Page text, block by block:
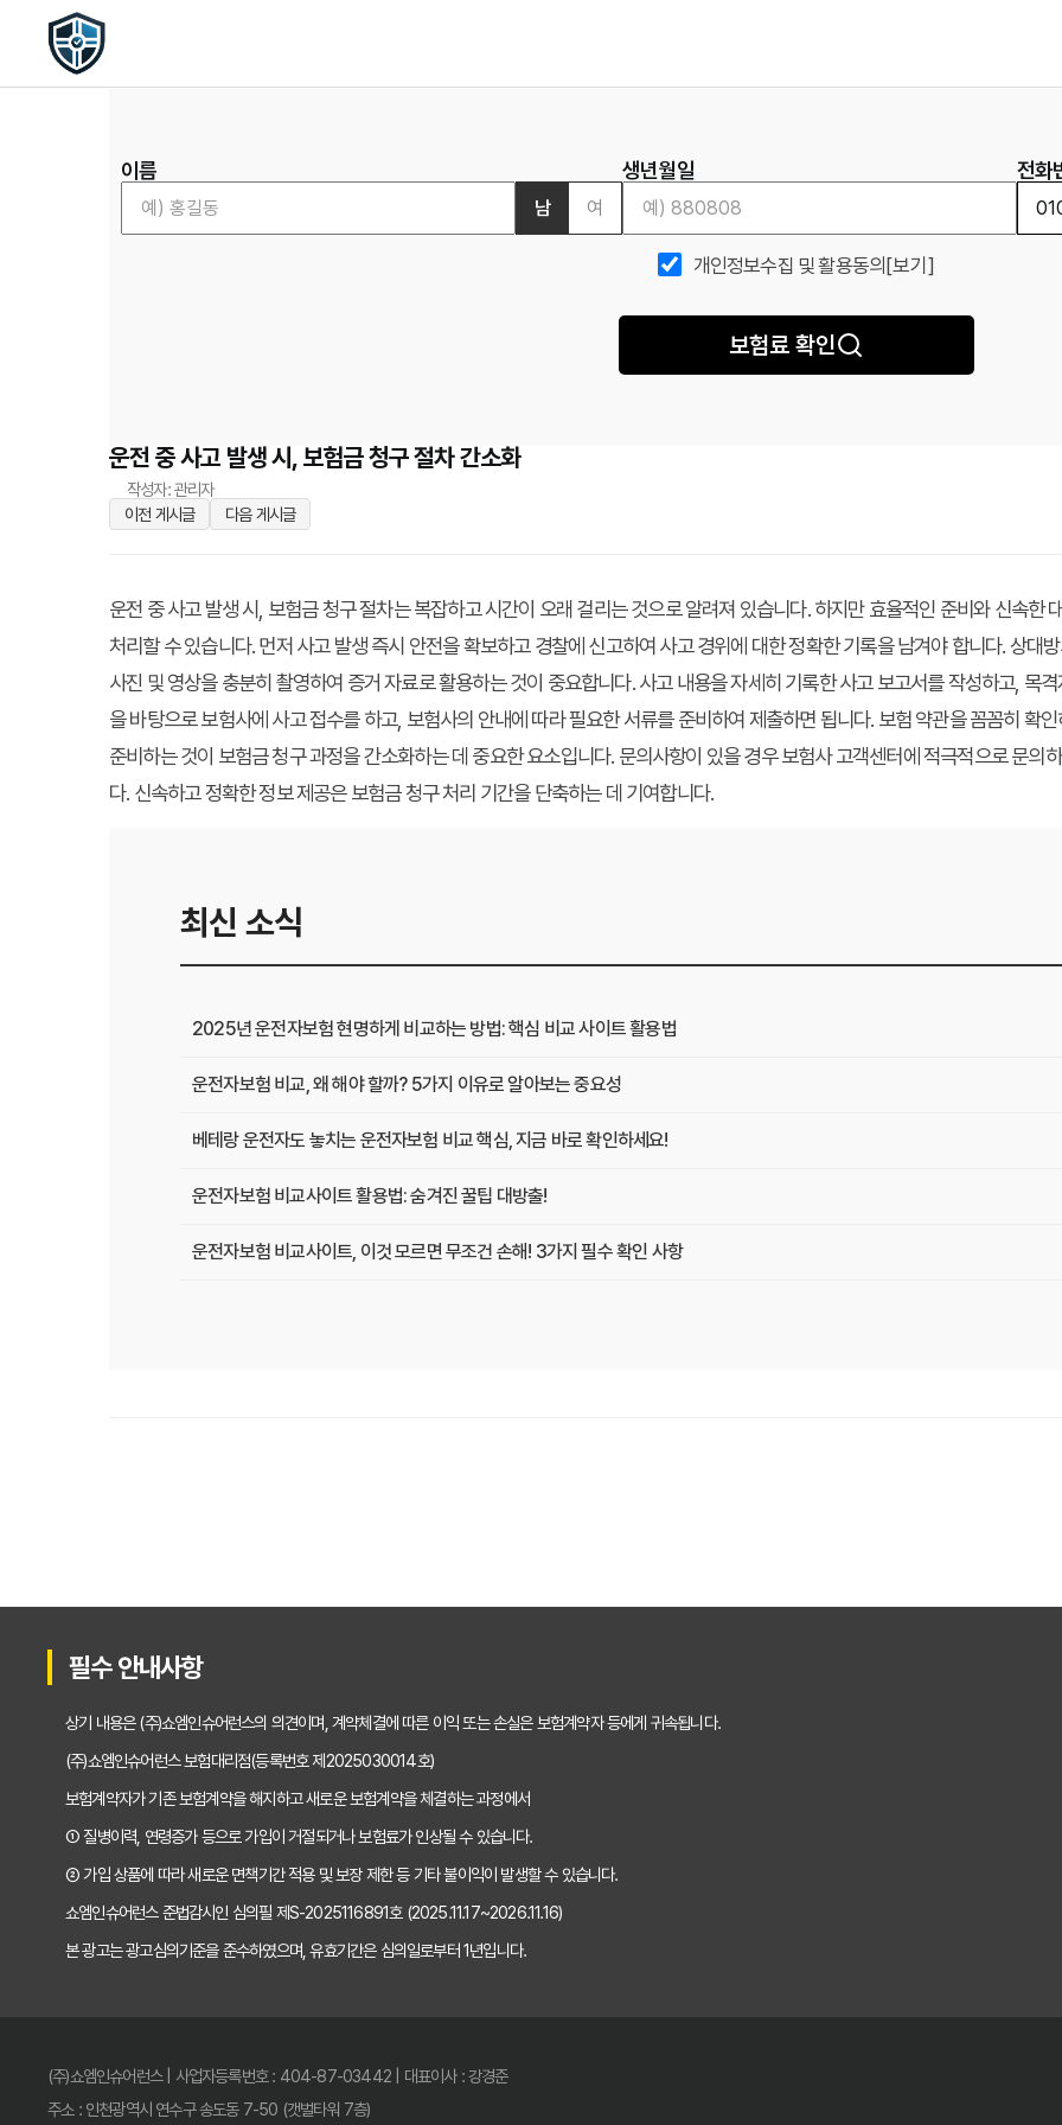
이름
남 여
생년월일 전화
개인정보수집 및 활용동의 [보기]
보험료 확인
운전 중 사고 발생 시, 보험금 청구 절차 간소화
작성자: 관리자
이전 게시글
다음 게시글
운전 중 사고 발생 시, 보험금 청구 절차는 복잡하고 시간이 오래 걸리는 것으로 알려져 있습니다. 하지만 효율적인 준비와 신속한
처리할 수 있습니다. 먼저 사고 발생 즉시 안전을 확보하고 경찰에 신고하여 사고 경위에 대한 정확한 기록을 남겨야 합니다. 상대
사진 및 영상을 충분히 촬영하여 증거 자료로 활용하는 것이 중요합니다. 사고 내용을 자세히 기록한 사고 보고서를 작성하고, 목
을 바탕으로 보험사에 사고 접수를 하고, 보험사의 안내에 따라 필요한 서류를 준비하여 제출하면 됩니다. 보험 약관을 꼼꼼히 확
준비하는 것이 보험금 청구 과정을 간소화하는 데 중요한 요소입니다. 문의사항이 있을 경우 보험사 고객센터에 적극적으로 문의
다. 신속하고 정확한 정보 제공은 보험금 청구 처리 기간을 단축하는 데 기여합니다.
최신 소식
2025년 운전자보험 현명하게 비교하는 방법: 핵심 비교 사이트 활용법
운전자보험 비교, 왜 해야 할까? 5가지 이유로 알아보는 중요성
베테랑 운전자도 놓치는 운전자보험 비교 핵심, 지금 바로 확인하세요!
운전자보험 비교사이트 활용법: 숨겨진 꿀팁 대방출!
운전자보험 비교사이트, 이것 모르면 무조건 손해! 3가지 필수 확인 사항
"나만 몰랐네?" 운전자보험 비교사이트 선택, 이것만 알면 보험료 절반으로!
"교통사고, 이제 두렵지 않아!" 운전자보험 비교, 내 상황에 맞는 최적의 플랜 찾기
2025년, 운전자보험 비교사이트 똑똑하게 활용하는 5가지 방법
운전자보험 비교사이트 선택 전 반드시 알아야 할 핵심 정보 5가지
운전자보험 비교사이트 파헤치기: 후회 없는 선택을 위한 완벽 가이드
필수 안내사항
상기 내용은 (주)쇼엠인슈어런스의 의견이며, 계약체결에 따른 이익 또는 손실은 보험계약자 등에게 귀속됩니다.
(주)쇼엠인슈어런스 보험대리점(등록번호 제2025030014호)
보험계약자가 기존 보험계약을 해지하고 새로운 보험계약을 체결하는 과정에서
① 질병이력, 연령증가 등으로 가입이 거절되거나 보험료가 인상될 수 있습니다.
② 가입 상품에 따라 새로운 면책기간 적용 및 보장 제한 등 기타 불이익이 발생할 수 있습니다.
쇼엠인슈어런스 준법감시인 심의필 제S-2025116891호 (2025.11.17~2026.11.16)
본 광고는 광고심의기준을 준수하였으며, 유효기간은 심의일로부터 1년입니다.
(주)쇼엠인슈어런스 | 사업자등록번호 : 404-87-03442 | 대표이사 : 강경준
주소 : 인천광역시 연수구 송도동 7-50 (갯벌타워 7층)